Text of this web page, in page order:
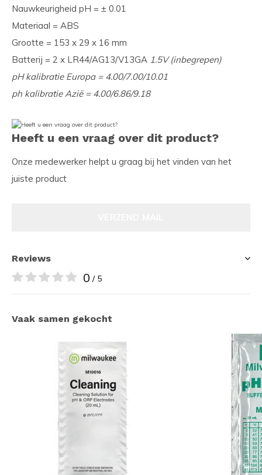
Nauwkeurigheid pH = ± 0.01
Materiaal = ABS
Grootte = 153 x 29 x 16 mm
Batterij = 2 x LR44/AG13/V13GA 1.5V (inbegrepen)
pH kalibratie Europa = 4.00/7.00/10.01
ph kalibratie Azië = 4.00/6.86/9.18
Heeft u een vraag over dit product?
Onze medewerker helpt u graag bij het vinden van het
juiste product
Reviews
0 / 5
Vaak samen gekocht